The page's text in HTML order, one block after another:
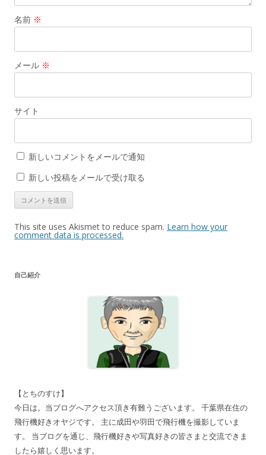
名前 ※
メール ※
サイト
新しいコメントをメールで通知
新しい投稿をメールで受け取る
This site uses Akismet to reduce spam. Learn how your
comment data is processed.
自己紹介
【とちのすけ】
今日は。当ブログへアクセス頂き有難うございます。 千葉県在住の
飛行機好きオヤジです。 主に成田や羽田で飛行機を撮影していま
す。 当ブログを通じ、飛行機好きや写真好きの皆さまと交流できま
したら嬉しく思います。